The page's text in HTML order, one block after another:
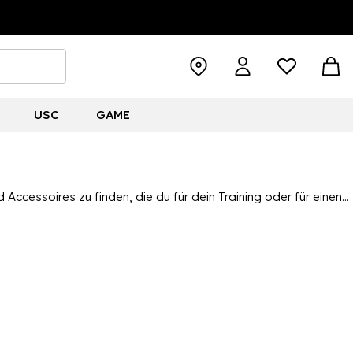
USC GAME
zu finden, die du für dein Training oder für einen
um ein komplettes Outfit für deinen nächsten Ausflug
besten Schnäppchen auf Sportartikel bei Sports Direct!.